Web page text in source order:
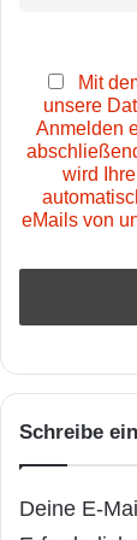
Mit
unsere
Anmelden
wird
eMails von
Schreibe
Deine E-